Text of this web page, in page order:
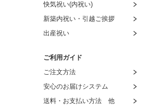
～9,000円
～11,000円
～16,000円
～21,000円
～7,000円
～8,000円
8,001円～
～6,000円
～7,000円
～8,000円
8,001円～
～5,000円
～6,000円
～7,000円
～8,000円
快気祝い(内祝い)
新築内祝い・引越ご挨拶
出産祝い
ご利用ガイド
ご注文方法
安心のお届けシステム
送料・お支払い方法 他